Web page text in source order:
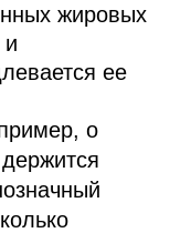
жировых
и
ее
о